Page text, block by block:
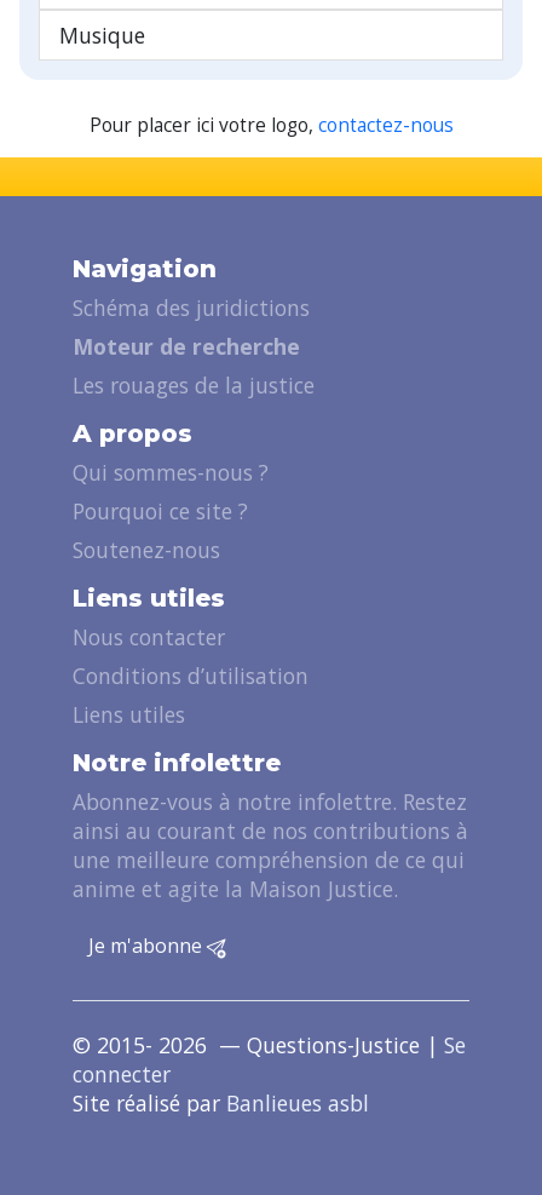
Musique
Pour placer ici votre logo, contactez-nous
Navigation
Schéma des juridictions
Moteur de recherche
Les rouages de la justice
A propos
Qui sommes-nous ?
Pourquoi ce site ?
Soutenez-nous
Liens utiles
Nous contacter
Conditions d’utilisation
Liens utiles
Notre infolettre
Abonnez-vous à notre infolettre. Restez
ainsi au courant de nos contributions à
une meilleure compréhension de ce qui
anime et agite la Maison Justice.
Je m'abonne
© 2015- 2026 — Questions-Justice | Se
connecter
Site réalisé par Banlieues asbl